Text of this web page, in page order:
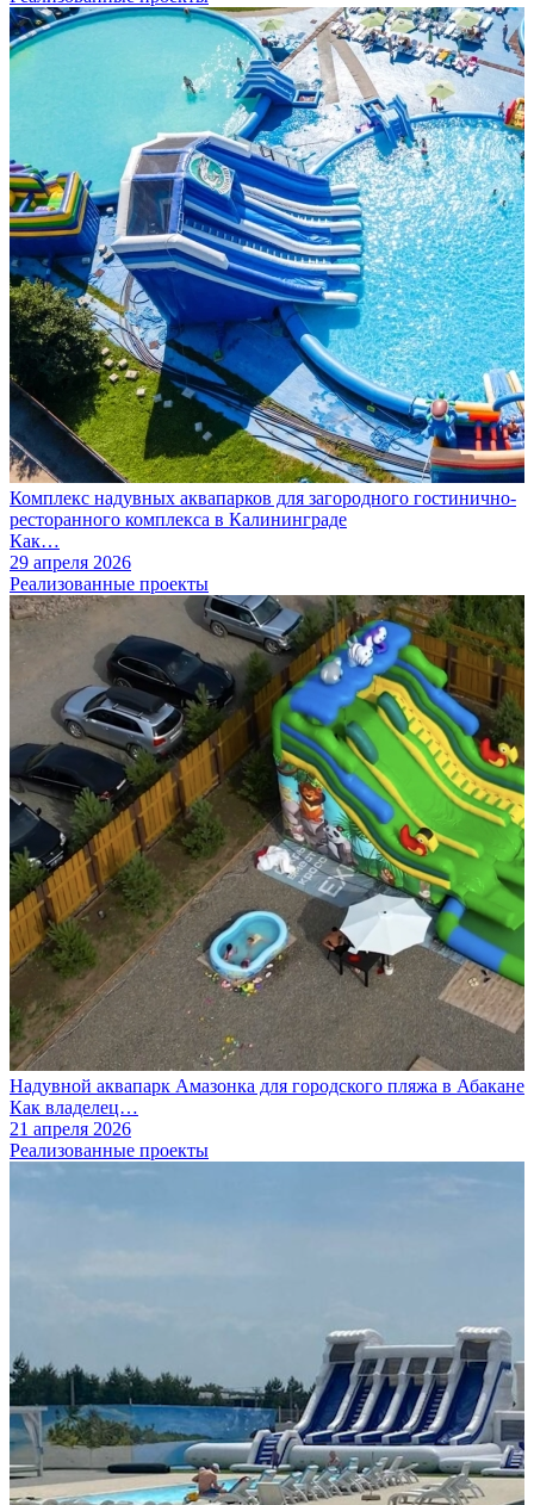
Комплекс надувных аквапарков для загородного гостинично-
ресторанного комплекса в Калининграде
Как…
29 апреля 2026
Реализованные проекты
Надувной аквапарк Амазонка для городского пляжа в Абакане
Как владелец…
21 апреля 2026
Реализованные проекты